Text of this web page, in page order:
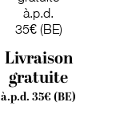
Livraison
gratuite
à.p.d. 35€ (BE)